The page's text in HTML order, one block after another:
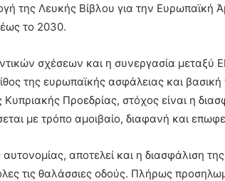
της Λευκής Βίβλου για την Ευρωπαϊκή
το 2030.
σχέσεων και η συνεργασία μεταξύ
της ευρωπαϊκής ασφάλειας και βασική
Προεδρίας, στόχος είναι η
με τρόπο αμοιβαίο, διαφανή και
αποτελεί και η διασφάλιση
τις θαλάσσιες οδούς. Πλήρως